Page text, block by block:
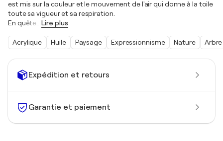
Expédition et retours
Garantie et paiement
est mis sur la couleur et le mouvement de l'air qui donne à la toile
toute sa vigueur et sa respiration.
En quête… Lire plus
Acrylique Huile Paysage Expressionnisme Nature Arbre